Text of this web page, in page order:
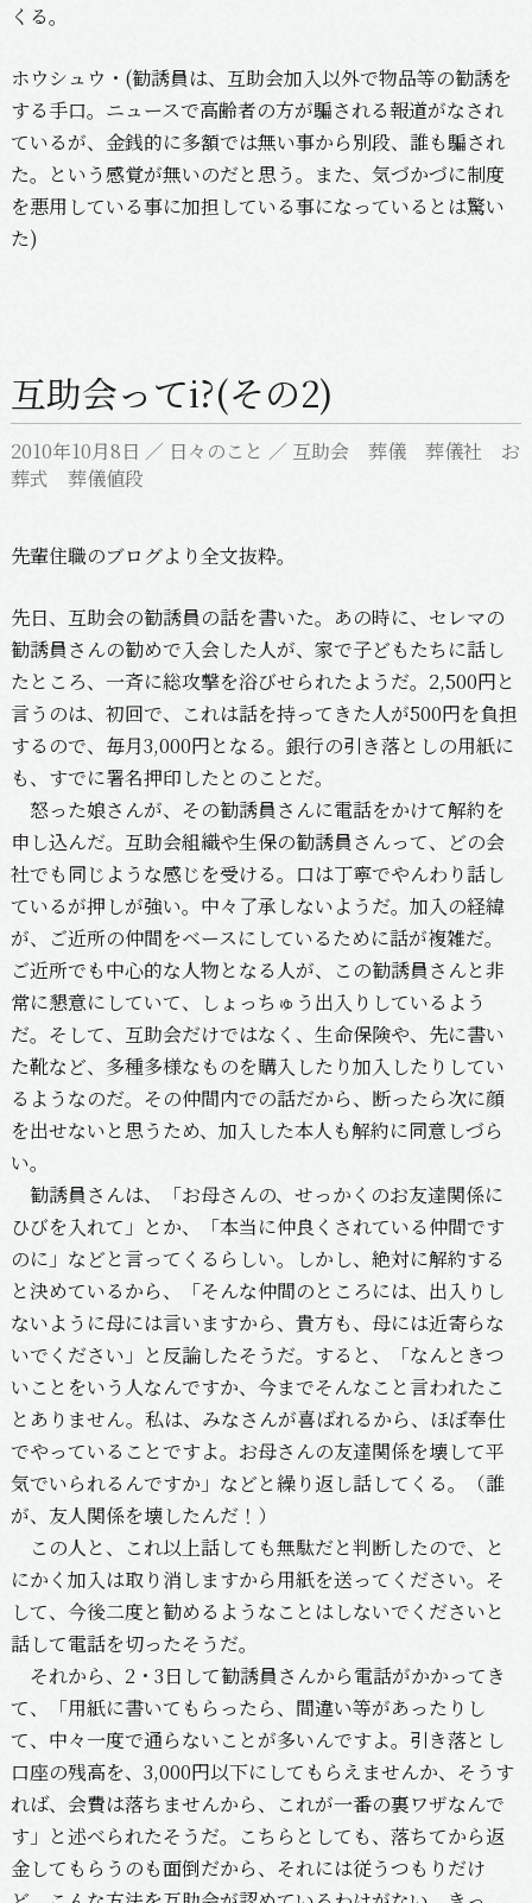
くる。
ホウシュウ・(勧誘員は、互助会加入以外で物品等の勧誘を
する手口。ニュースで高齢者の方が騙される報道がなされ
ているが、金銭的に多額では無い事から別段、誰も騙され
た。という感覚が無いのだと思う。また、気づかづに制度
を悪用している事に加担している事になっているとは驚い
た)
互助会ってi?(その2)
2010年10月8日 ／ 日々のこと ／ 互助会 葬儀 葬儀社 お
葬式 葬儀値段
先輩住職のブログより全文抜粋。
先日、互助会の勧誘員の話を書いた。あの時に、セレマの
勧誘員さんの勧めで入会した人が、家で子どもたちに話し
たところ、一斉に総攻撃を浴びせられたようだ。2,500円と
言うのは、初回で、これは話を持ってきた人が500円を負担
するので、毎月3,000円となる。銀行の引き落としの用紙に
も、すでに署名押印したとのことだ。
怒った娘さんが、その勧誘員さんに電話をかけて解約を
申し込んだ。互助会組織や生保の勧誘員さんって、どの会
社でも同じような感じを受ける。口は丁寧でやんわり話し
ているが押しが強い。中々了承しないようだ。加入の経緯
が、ご近所の仲間をベースにしているために話が複雑だ。
ご近所でも中心的な人物となる人が、この勧誘員さんと非
常に懇意にしていて、しょっちゅう出入りしているよう
だ。そして、互助会だけではなく、生命保険や、先に書い
た靴など、多種多様なものを購入したり加入したりしてい
るようなのだ。その仲間内での話だから、断ったら次に顔
を出せないと思うため、加入した本人も解約に同意しづら
い。
勧誘員さんは、「お母さんの、せっかくのお友達関係に
ひびを入れて」とか、「本当に仲良くされている仲間です
のに」などと言ってくるらしい。しかし、絶対に解約する
と決めているから、「そんな仲間のところには、出入りし
ないように母には言いますから、貴方も、母には近寄らな
いでください」と反論したそうだ。すると、「なんときつ
いことをいう人なんですか、今までそんなこと言われたこ
とありません。私は、みなさんが喜ばれるから、ほぼ奉仕
でやっていることですよ。お母さんの友達関係を壊して平
気でいられるんですか」などと繰り返し話してくる。（誰
が、友人関係を壊したんだ！）
この人と、これ以上話しても無駄だと判断したので、と
にかく加入は取り消しますから用紙を送ってください。そ
して、今後二度と勧めるようなことはしないでくださいと
話して電話を切ったそうだ。
それから、2・3日して勧誘員さんから電話がかかってき
て、「用紙に書いてもらったら、間違い等があったりし
て、中々一度で通らないことが多いんですよ。引き落とし
口座の残高を、3,000円以下にしてもらえませんか、そうす
れば、会費は落ちませんから、これが一番の裏ワザなんで
す」と述べられたそうだ。こちらとしても、落ちてから返
金してもらうのも面倒だから、それには従うつもりだけ